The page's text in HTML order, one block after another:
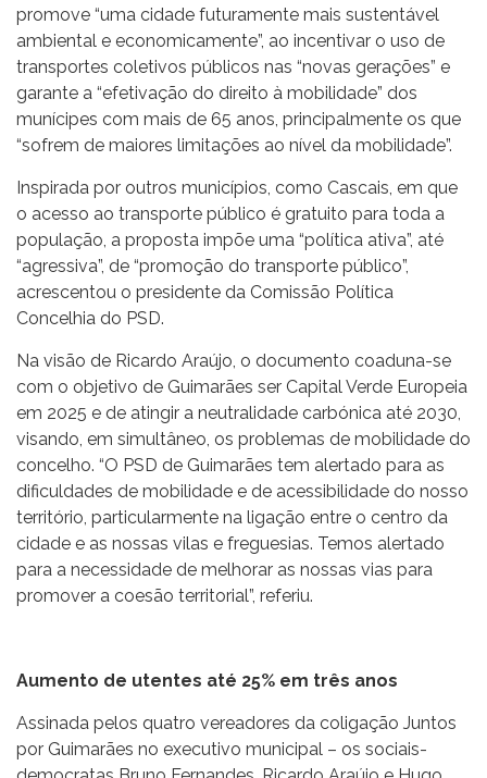
promove “uma cidade futuramente mais sustentável
ambiental e economicamente”, ao incentivar o uso de
transportes coletivos públicos nas “novas gerações” e
garante a “efetivação do direito à mobilidade” dos
munícipes com mais de 65 anos, principalmente os que
“sofrem de maiores limitações ao nível da mobilidade”.
Inspirada por outros municípios, como Cascais, em que
o acesso ao transporte público é gratuito para toda a
população, a proposta impõe uma “política ativa”, até
“agressiva”, de “promoção do transporte público”,
acrescentou o presidente da Comissão Política
Concelhia do PSD.
Na visão de Ricardo Araújo, o documento coaduna-se
com o objetivo de Guimarães ser Capital Verde Europeia
em 2025 e de atingir a neutralidade carbónica até 2030,
visando, em simultâneo, os problemas de mobilidade do
concelho. “O PSD de Guimarães tem alertado para as
dificuldades de mobilidade e de acessibilidade do nosso
território, particularmente na ligação entre o centro da
cidade e as nossas vilas e freguesias. Temos alertado
para a necessidade de melhorar as nossas vias para
promover a coesão territorial”, referiu.
Aumento de utentes até 25% em três anos
Assinada pelos quatro vereadores da coligação Juntos
por Guimarães no executivo municipal – os sociais-